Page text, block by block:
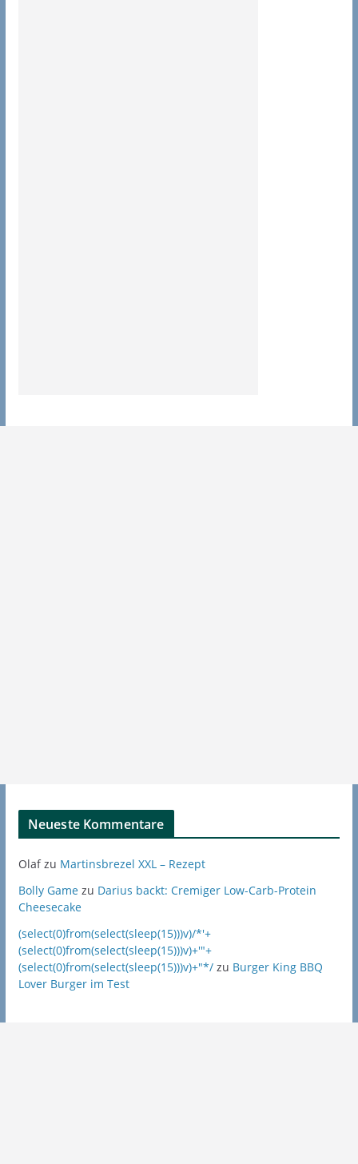
Neueste Kommentare
Olafzu Martinsbrezel XXL – Rezept
Bolly Gamezu Darius backt: Cremiger Low-Carb-Protein
Cheesecake
(select(0)from(select(sleep(15)))v)/*'+
(select(0)from(select(sleep(15)))v)+'"+
(select(0)from(select(sleep(15)))v)+"*/zu Burger King BBQ
Lover Burger im Test